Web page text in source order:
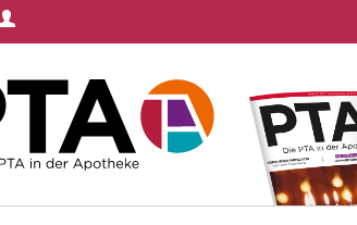
Login Menu